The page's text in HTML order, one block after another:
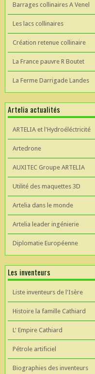
Barrages collinaires A Venel
Les lacs collinaires
Création retenue collinaire
La France pauvre R Boutet
La Ferme Darrigade Landes
Artelia actualités
ARTELIA et l'Hydroéléctricité
Artedrone
AUXITEC Groupe ARTELIA
Utilité des maquettes 3D
Artelia dans le monde
Artelia leader ingénierie
Diplomatie Européenne
Les inventeurs
Liste inventeurs de l'Isère
Histoire la famille Cathiard
L' Empire Cathiard
Pétrole artificiel
Biographies des inventeurs